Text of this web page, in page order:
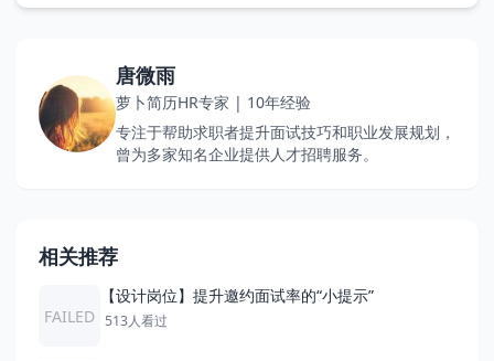
唐微雨
萝卜简历HR专家 | 10年经验
专注于帮助求职者提升面试技巧和职业发展规划，
曾为多家知名企业提供人才招聘服务。
相关推荐
FAILED
【设计岗位】提升邀约面试率的“小提示”
513人看过